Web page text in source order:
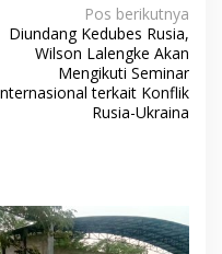
Pos berikutnya
Diundang Kedubes Rusia,
Wilson Lalengke Akan
Mengikuti Seminar
terkait Konflik
Rusia-Ukraina